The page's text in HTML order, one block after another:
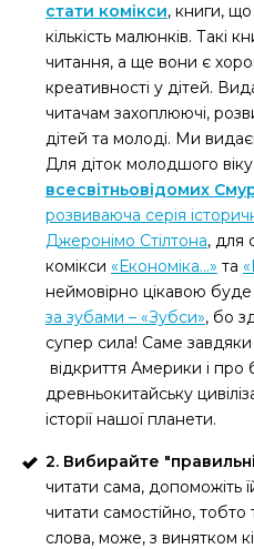
стати комікси, книги, що
кількість малюнків.
читання, а ще вони є
креативності у дітей.
читачам захоплюючі,
дітей та молоді. Ми
Для діток молодшого
всесвітньовідомих
розвиваюча серія
Джеронімо Стілтона, для
комікси «Економіка...» та
неймовірно цікавою буде
за зубами – «Зубси», бо
супер сила! Саме завдяки
відкриття Америки і про
древньокитайську
історії нашої планети.
2. Вибирайте
читати сама, допоможіть
читати самостійно, тобто
слова, може, з винятком